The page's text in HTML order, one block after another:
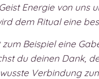
Energie von uns
dem Ritual eine
zum Beispiel eine
du deinen Dank,
Verbindung